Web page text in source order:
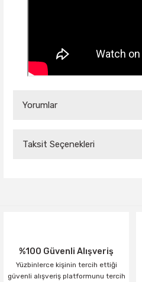
Yorumlar
Taksit Seçenekleri
%100 Güvenli Alışveriş
Yüzbinlerce kişinin tercih ettiği
güvenli alışveriş platformunu tercih